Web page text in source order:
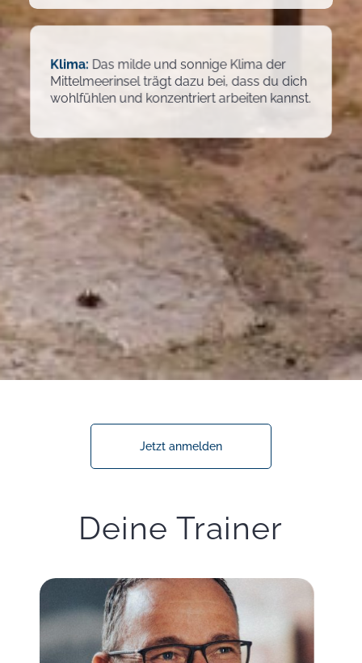
Klima:Das milde und sonnige Klima der
Mittelmeerinsel trägt dazu bei, dass du dich
wohlfühlen und konzentriert arbeiten kannst.
Jetzt anmelden
Deine Trainer